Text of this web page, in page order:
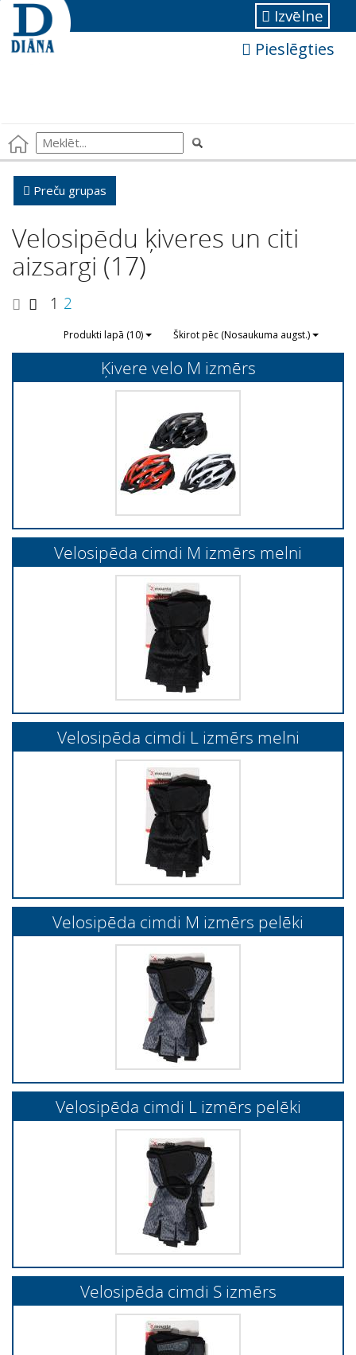
Izvēlne
Pieslēgties
Preču grupas
Velosipēdu ķiveres un citi
aizsargi (17)
1 2
Produkti lapā (10) Škirot pēc (Nosaukuma augst.)
Ķivere velo M izmērs
Velosipēda cimdi M izmērs melni
Velosipēda cimdi L izmērs melni
Velosipēda cimdi M izmērs pelēki
Velosipēda cimdi L izmērs pelēki
Velosipēda cimdi S izmērs